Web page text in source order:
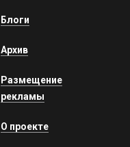
Блоги
Архив
Размещение
рекламы
О проекте